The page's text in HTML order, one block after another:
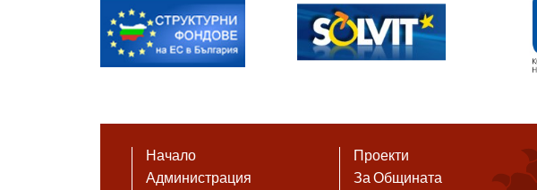
Начало
Администрация
Проекти
За Общината